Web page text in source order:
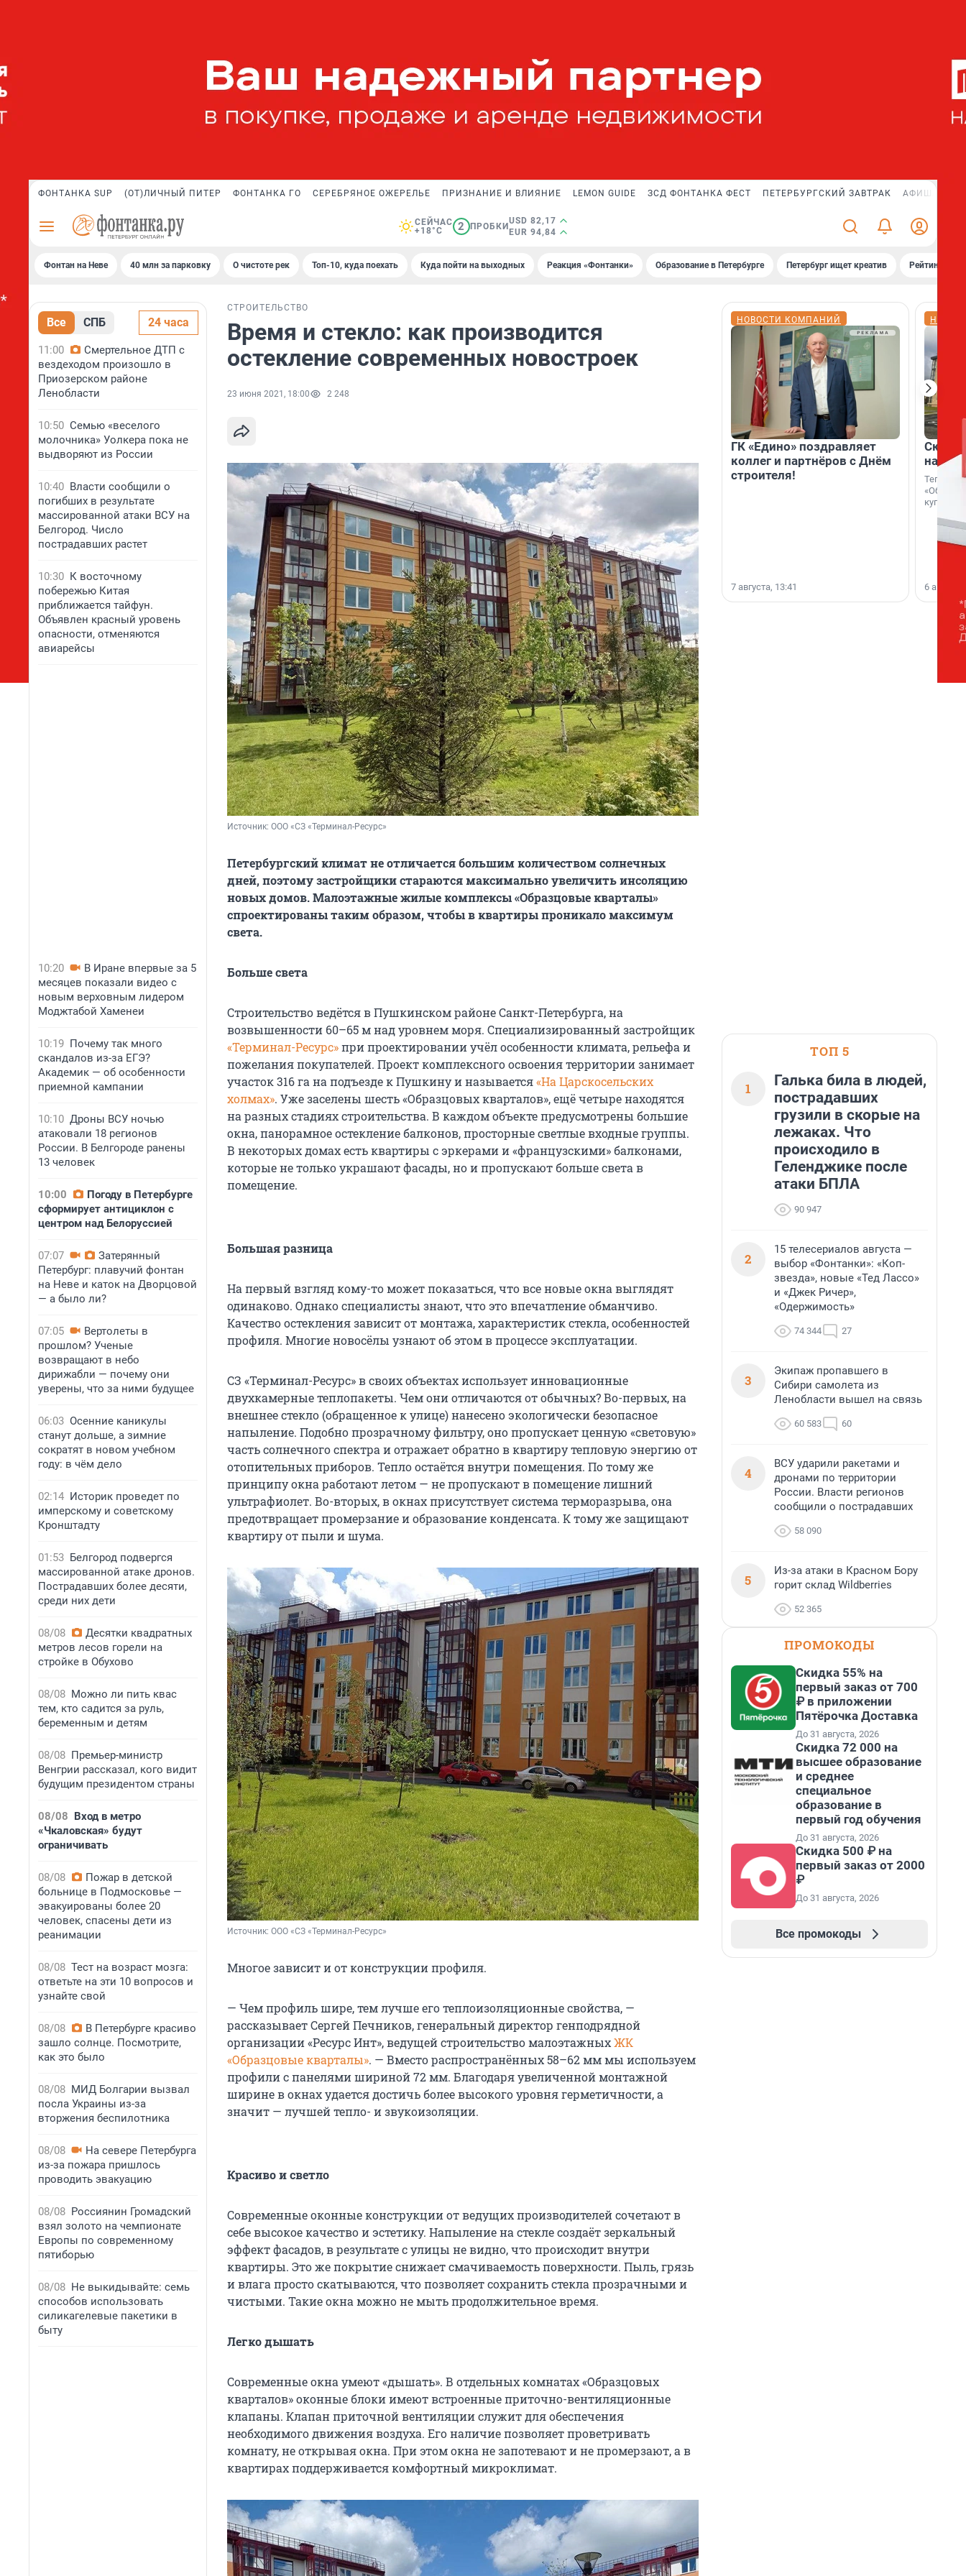
ФОНТАНКА SUP (ОТ)ЛИЧНЫЙ ПИТЕР ФОНТАНКА ГО СЕРЕБРЯНОЕ ОЖЕРЕЛЬЕ ПРИЗНАНИЕ И ВЛИЯНИЕ LEMON GUIDE ЗСД ФОНТАНКА ФЕСТ ПЕТЕРБУРГСКИЙ ЗАВТРАК АФИША PLUS
СЕЙЧАС
+18°C
2 ПРОБКИ
USD 82,17
EUR 94,84
Фонтан на Неве 40 млн за парковку О чистоте рек Топ-10, куда поехать Куда пойти на выходных Реакция «Фонтанки» Образование в Петербурге Петербург ищет креатив Рейтинги
Все СПБ 24 часа
11:00
Смертельное ДТП с
вездеходом произошло в
Приозерском районе
Ленобласти
10:50 Семью «веселого
молочника» Уолкера пока не
выдворяют из России
10:40 Власти сообщили о
погибших в результате
массированной атаки ВСУ на
Белгород. Число
пострадавших растет
10:30 К восточному
побережью Китая
приближается тайфун.
Объявлен красный уровень
опасности, отменяются
авиарейсы
10:20
В Иране впервые за 5
месяцев показали видео с
новым верховным лидером
Моджтабой Хаменеи
10:19 Почему так много
скандалов из-за ЕГЭ?
Академик — об особенности
приемной кампании
10:10 Дроны ВСУ ночью
атаковали 18 регионов
России. В Белгороде ранены
13 человек
10:00
Погоду в Петербурге
сформирует антициклон с
центром над Белоруссией
07:07
Затерянный
Петербург: плавучий фонтан
на Неве и каток на Дворцовой
— а было ли?
07:05
Вертолеты в
прошлом? Ученые
возвращают в небо
дирижабли — почему они
уверены, что за ними будущее
06:03 Осенние каникулы
станут дольше, а зимние
сократят в новом учебном
году: в чём дело
02:14 Историк проведет по
имперскому и советскому
Кронштадту
01:53 Белгород подвергся
массированной атаке дронов.
Пострадавших более десяти,
среди них дети
08/08
Десятки квадратных
метров лесов горели на
стройке в Обухово
08/08 Можно ли пить квас
тем, кто садится за руль,
беременным и детям
08/08 Премьер-министр
Венгрии рассказал, кого видит
будущим президентом страны
08/08 Вход в метро
«Чкаловская» будут
ограничивать
08/08
Пожар в детской
больнице в Подмосковье —
эвакуированы более 20
человек, спасены дети из
реанимации
08/08 Тест на возраст мозга:
ответьте на эти 10 вопросов и
узнайте свой
08/08
В Петербурге красиво
зашло солнце. Посмотрите,
как это было
08/08 МИД Болгарии вызвал
посла Украины из-за
вторжения беспилотника
08/08
На севере Петербурга
из-за пожара пришлось
проводить эвакуацию
08/08 Россиянин Громадский
взял золото на чемпионате
Европы по современному
пятиборью
08/08 Не выкидывайте: семь
способов использовать
силикагелевые пакетики в
быту
СТРОИТЕЛЬСТВО
Время и стекло: как производится
остекление современных новостроек
23 июня 2021, 18:00 2 248
Источник: ООО «СЗ «Терминал-Ресурс»
Петербургский климат не отличается большим количеством солнечных
дней, поэтому застройщики стараются максимально увеличить инсоляцию
новых домов. Малоэтажные жилые комплексы «Образцовые кварталы»
спроектированы таким образом, чтобы в квартиры проникало максимум
света.
Больше света
Строительство ведётся в Пушкинском районе Санкт-Петербурга, на
возвышенности 60–65 м над уровнем моря. Специализированный застройщик
«Терминал-Ресурс»при проектировании учёл особенности климата, рельефа и
пожелания покупателей. Проект комплексного освоения территории занимает
участок 316 га на подъезде к Пушкину и называется«На Царскосельских
холмах». Уже заселены шесть «Образцовых кварталов», ещё четыре находятся
на разных стадиях строительства. В каждом объекте предусмотрены большие
окна, панорамное остекление балконов, просторные светлые входные группы.
В некоторых домах есть квартиры с эркерами и «французскими» балконами,
которые не только украшают фасады, но и пропускают больше света в
помещение.
Большая разница
На первый взгляд кому-то может показаться, что все новые окна выглядят
одинаково. Однако специалисты знают, что это впечатление обманчиво.
Качество остекления зависит от монтажа, характеристик стекла, особенностей
профиля. Многие новосёлы узнают об этом в процессе эксплуатации.
СЗ «Терминал-Ресурс» в своих объектах использует инновационные
двухкамерные теплопакеты. Чем они отличаются от обычных? Во-первых, на
внешнее стекло (обращенное к улице) нанесено экологически безопасное
напыление. Подобно прозрачному фильтру, оно пропускает ценную «световую»
часть солнечного спектра и отражает обратно в квартиру тепловую энергию от
отопительных приборов. Тепло остаётся внутри помещения. По тому же
принципу окна работают летом — не пропускают в помещение лишний
ультрафиолет. Во-вторых, в окнах присутствует система терморазрыва, она
предотвращает промерзание и образование конденсата. К тому же защищают
квартиру от пыли и шума.
Источник: ООО «СЗ «Терминал-Ресурс»
Многое зависит и от конструкции профиля.
— Чем профиль шире, тем лучше его теплоизоляционные свойства, —
рассказывает Сергей Печников, генеральный директор генподрядной
организации «Ресурс Инт», ведущей строительство малоэтажныхЖК
«Образцовые кварталы». — Вместо распространённых 58–62 мм мы используем
профили с панелями шириной 72 мм. Благодаря увеличенной монтажной
ширине в окнах удается достичь более высокого уровня герметичности, а
значит — лучшей тепло- и звукоизоляции.
Красиво и светло
Современные оконные конструкции от ведущих производителей сочетают в
себе высокое качество и эстетику. Напыление на стекле создаёт зеркальный
эффект фасадов, в результате с улицы не видно, что происходит внутри
квартиры. Это же покрытие снижает смачиваемость поверхности. Пыль, грязь
и влага просто скатываются, что позволяет сохранить стекла прозрачными и
чистыми. Такие окна можно не мыть продолжительное время.
Легко дышать
Современные окна умеют «дышать». В отдельных комнатах «Образцовых
кварталов» оконные блоки имеют встроенные приточно-вентиляционные
клапаны. Клапан приточной вентиляции служит для обеспечения
необходимого движения воздуха. Его наличие позволяет проветривать
комнату, не открывая окна. При этом окна не запотевают и не промерзают, а в
квартирах поддерживается комфортный микроклимат.
НОВОСТИ КОМПАНИЙ
ГК «Едино» поздравляет
коллег и партнёров с Днём
строителя!
7 августа, 13:41
на
Теперь
купить
6
ТОП 5
1
Галька била в людей,
пострадавших
грузили в скорые на
лежаках. Что
происходило в
Геленджике после
атаки БПЛА
90 947
2
15 телесериалов августа —
выбор «Фонтанки»: «Коп-
звезда», новые «Тед Лассо»
и «Джек Ричер»,
«Одержимость»
74 344 27
3
Экипаж пропавшего в
Сибири самолета из
Ленобласти вышел на связь
60 583 60
4
ВСУ ударили ракетами и
дронами по территории
России. Власти регионов
сообщили о пострадавших
58 090
5
Из-за атаки в Красном Бору
горит склад Wildberries
52 365
ПРОМОКОДЫ
Скидка 55% на
первый заказ от 700
₽ в приложении
Пятёрочка Доставка
До 31 августа, 2026
Скидка 72 000 на
высшее образование
и среднее
специальное
образование в
первый год обучения
До 31 августа, 2026
Скидка 500 ₽ на
первый заказ от 2000
₽
До 31 августа, 2026
Все промокоды